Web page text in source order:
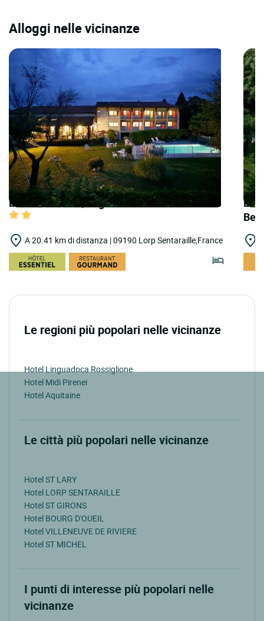
Alloggi nelle vicinanze
LOGIS HOTELS | Logis Hôtel Horizon 117
A 20.41 km di distanza | 09190 Lorp Sentaraille,France
Le regioni più popolari nelle vicinanze
Hotel Linguadoca Rossiglione
Hotel Midi Pirenei
Hotel Aquitaine
Le città più popolari nelle vicinanze
Hotel ST LARY
Hotel LORP SENTARAILLE
Hotel ST GIRONS
Hotel BOURG D'OUEIL
Hotel VILLENEUVE DE RIVIERE
Hotel ST MICHEL
I punti di interesse più popolari nelle
vicinanze